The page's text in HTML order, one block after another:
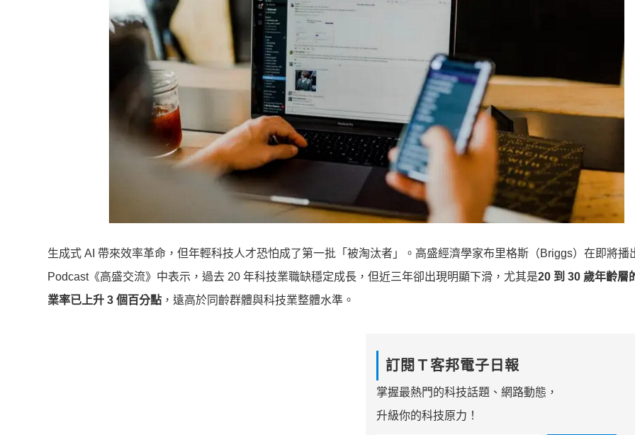
生成式 AI 帶來效率革命，但年輕科技人才恐怕成了第一批「被淘汰者」。高盛經濟學家布里格斯（Briggs）在即將播
Podcast《高盛交流》中表示，過去 20 年科技業職缺穩定成長，但近三年卻出現明顯下滑，尤其是20 到 30 歲年齡層
業率已上升 3 個百分點 ，遠高於同齡群體與科技業整體水準。
訂閱Ｔ客邦電子日報
掌握最熱門的科技話題、網路動態，
升級你的科技原力！